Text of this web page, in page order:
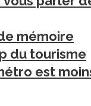
mémoire
du tourisme
est